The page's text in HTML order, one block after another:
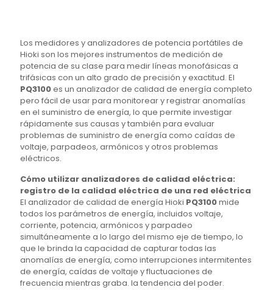
Los medidores y analizadores de potencia portátiles de
Hioki son los mejores instrumentos de medición de
potencia de su clase para medir líneas monofásicas a
trifásicas con un alto grado de precisión y exactitud. El
PQ3100es un analizador de calidad de energía completo
pero fácil de usar para monitorear y registrar anomalías
en el suministro de energía, lo que permite investigar
rápidamente sus causas y también para evaluar
problemas de suministro de energía como caídas de
voltaje, parpadeos, armónicos y otros problemas
eléctricos.
Cómo utilizar analizadores de calidad eléctrica:
registro de la calidad eléctrica de una red eléctrica
El analizador de calidad de energía Hioki PQ3100mide
todos los parámetros de energía, incluidos voltaje,
corriente, potencia, armónicos y parpadeo
simultáneamente a lo largo del mismo eje de tiempo, lo
que le brinda la capacidad de capturar todas las
anomalías de energía, como interrupciones intermitentes
de energía, caídas de voltaje y fluctuaciones de
frecuencia mientras graba. la tendencia del poder.